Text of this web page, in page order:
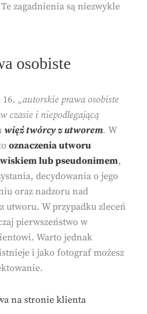
zagadnienia są niezwykle
osobiste
„autorskie prawa osobiste
czasie i niepodlegającą
więź twórcy z utworem. W
oznaczenia utworu
lub pseudonimem,
decydowania o jego
oraz nadzoru nad
utworu. W przypadku zleceń
pierwszeństwo w
Warto jednak
i jako fotograf możesz